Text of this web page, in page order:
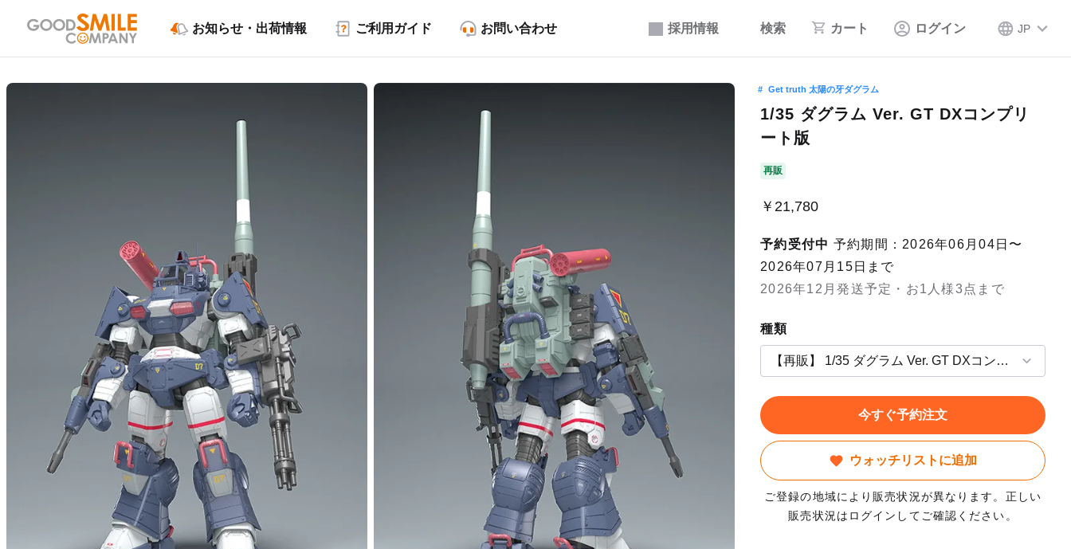
採用情報 検索 カート ログイン JP
お知らせ・出荷情報 ご利用ガイド お問い合わせ
Get truth 太陽の牙ダグラム
1/35 ダグラム Ver. GT DXコンプリ
ート版
再販
￥21,780
予約受付中 予約期間：2026年06月04日〜
2026年07月15日まで
2026年12月発送予定・お1人様3点まで
種類
今すぐ予約注文
ウォッチリストに追加
ご登録の地域により販売状況が異なります。正しい
販売状況はログインしてご確認ください。